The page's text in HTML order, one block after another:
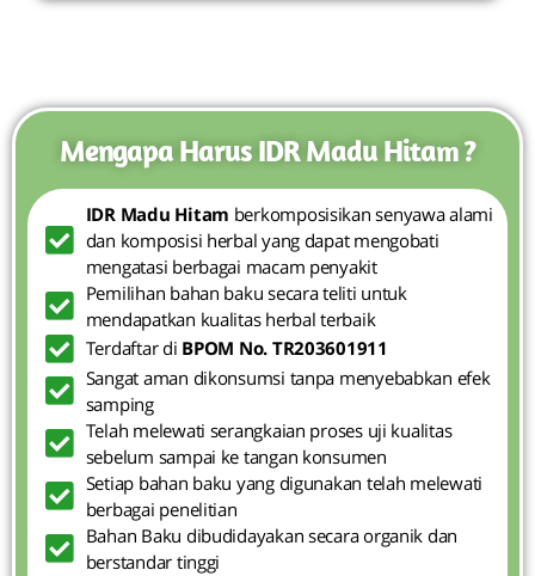
Mengapa Harus IDR Madu Hitam ?
IDR Madu Hitam berkomposisikan senyawa alami
dan komposisi herbal yang dapat mengobati
mengatasi berbagai macam penyakit
Pemilihan bahan baku secara teliti untuk
mendapatkan kualitas herbal terbaik
Terdaftar di BPOM No. TR203601911
Sangat aman dikonsumsi tanpa menyebabkan efek
samping
Telah melewati serangkaian proses uji kualitas
sebelum sampai ke tangan konsumen
Setiap bahan baku yang digunakan telah melewati
berbagai penelitian
Bahan Baku dibudidayakan secara organik dan
berstandar tinggi